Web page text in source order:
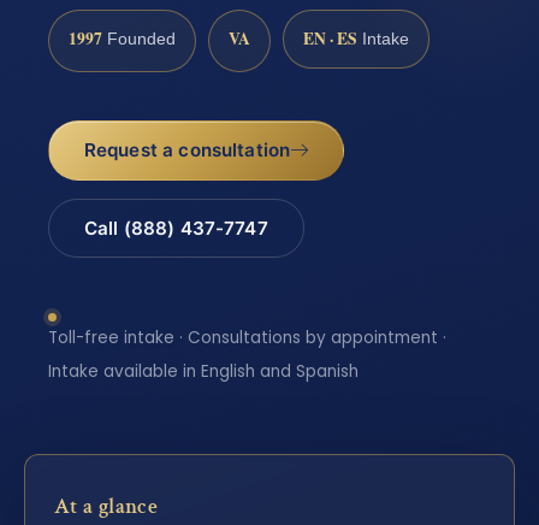
1997 Founded VA EN · ES Intake
Request a consultation
Call (888) 437-7747
Toll-free intake · Consultations by appointment ·
Intake available in English and Spanish
At a glance